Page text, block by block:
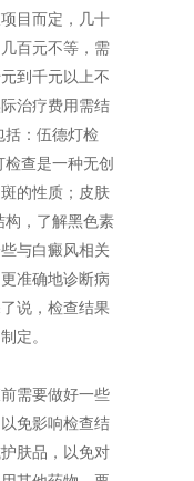
目而定，几十
百元不等，需
到千元以上不
治疗费用需结
括：伍德灯检
查是一种无创
的性质；皮肤
构，了解黑色素
与白癜风相关
准确地诊断病
说，检查结果
定。
需要做好一些
免影响检查结
肤品，以免对